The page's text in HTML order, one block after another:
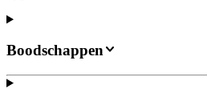
Boodschappen